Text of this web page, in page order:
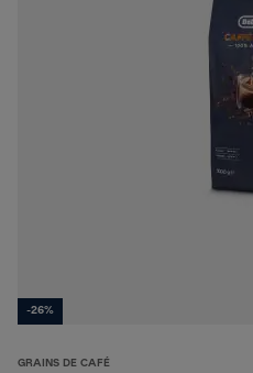
-26%
GRAINS DE CAFÉ